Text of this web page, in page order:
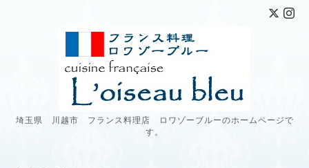
埼玉県 川越市 フランス料理店 ロワゾーブルーのホームページで
す。